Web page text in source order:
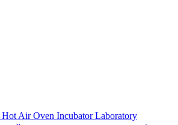
Hot Air Oven IncubatorLaboratory